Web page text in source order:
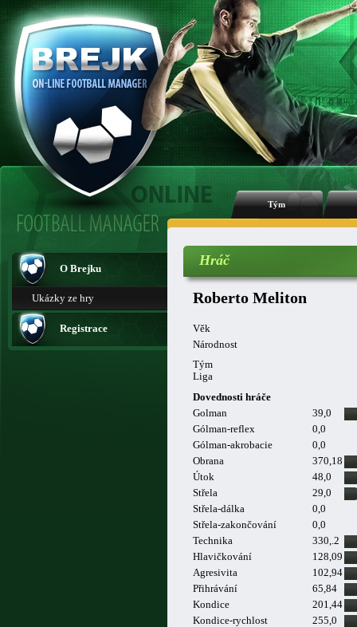
Tým
O Brejku
Ukázky ze hry
Registrace
Hráč
Roberto Meliton
Věk
Národnost
Tým
Liga
Dovednosti hráče
Golman
39,0
Gólman-reflex
0,0
Gólman-akrobacie
0,0
Obrana
370,18
Útok
48,0
Střela
29,0
Střela-dálka
0,0
Střela-zakončování
0,0
Technika
330,.2
Hlavičkování
128,09
Agresivita
102,94
Přihrávání
65,84
Kondice
201,44
Kondice-rychlost
255,0